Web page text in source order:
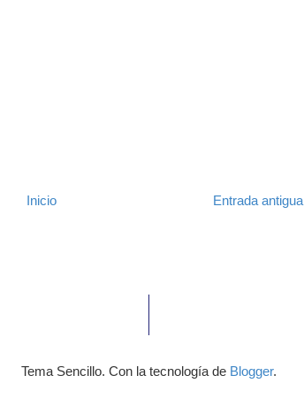
Entrada antigua
Inicio
Tema Sencillo. Con la tecnología de Blogger.